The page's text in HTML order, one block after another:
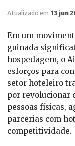
Atualizado em 13 jun
Em um
guinada
hospedagem, o
esforços para
setor hoteleiro
por revolucionar
pessoas físicas,
parcerias com
competitividade.